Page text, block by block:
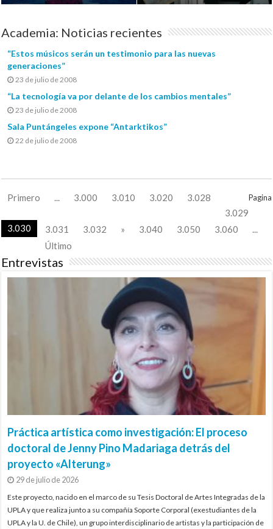
Academia: Noticias recientes
“Estos músicos serán un testimonio para las nuevas
generaciones”
23 de julio de 2008
“La tecnología va por delante de los cambios mentales”
23 de julio de 2008
Sala Puntángeles expone “Antarktikos”
22 de julio de 2008
Pagina
Primero ... 3.000 3.010 3.020
3.028
3.029
3.030
3.031 3.032 » 3.040 3.050 3.060
...
Último
Entrevistas
Práctica artística como investigación: El proceso
doctoral de Jenny Pino Madariaga detrás del
proyecto «Alterung»
29 de julio de 2026
Este proyecto, nacido en el marco de su Tesis Doctoral de Artes Integradas de la
UPLA y que realiza junto a su compañía Soporte Corporal (exestudiantes de la
UPLA y la U. de Chile), un grupo interdisciplinario de artistas y la participación de